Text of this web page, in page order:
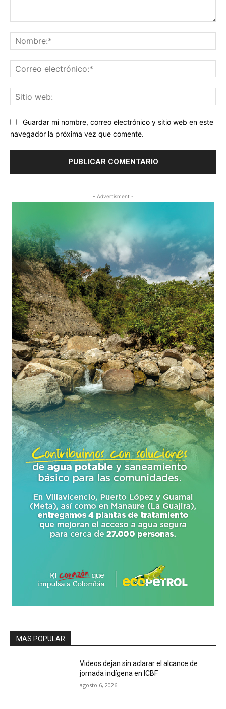
Guardar mi nombre, correo electrónico y sitio web en este
navegador la próxima vez que comente.
- Advertisment -
MAS POPULAR
Videos dejan sin aclarar el alcance de
jornada indígena en ICBF
agosto 6, 2026